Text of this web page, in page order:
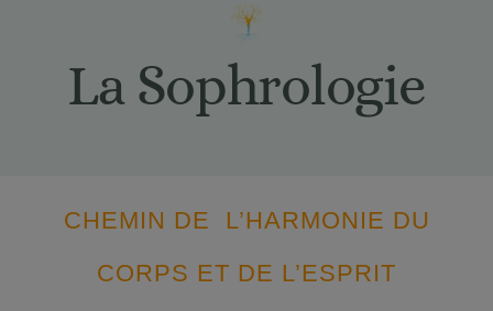
La Sophrologie
CHEMIN DE L’HARMONIE DU
CORPS ET DE L’ESPRIT